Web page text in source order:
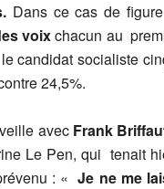
. Dans ce cas de
voixchacun au
candidat socialiste
24,5%.
avec Frank
Le Pen, qui tenait
: «Je ne me